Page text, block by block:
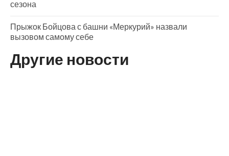
сезона
Прыжок Бойцова с башни «Меркурий» назвали
вызовом самому себе
Другие новости